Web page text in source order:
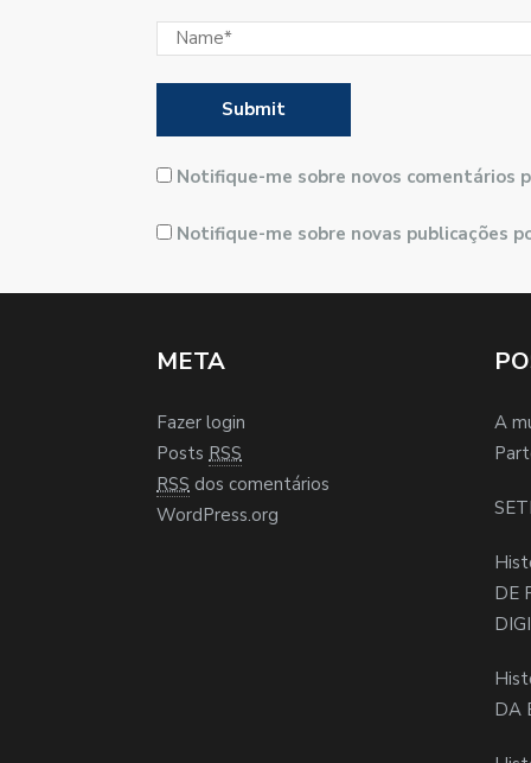
Notifique-me sobre novos comentários
Notifique-me sobre novas publicações
META
Fazer login
Posts RSS
RSS dos comentários
WordPress.org
A
DE
DA